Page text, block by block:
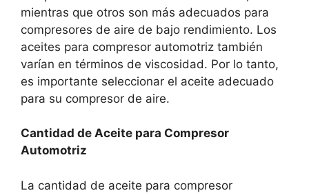
mientras que otros son más adecuados para
compresores de aire de bajo rendimiento. Los
aceites para compresor automotriz también
varían en términos de viscosidad. Por lo tanto,
es importante seleccionar el aceite adecuado
para su compresor de aire.
Cantidad de Aceite para Compresor
Automotriz
La cantidad de aceite para compresor